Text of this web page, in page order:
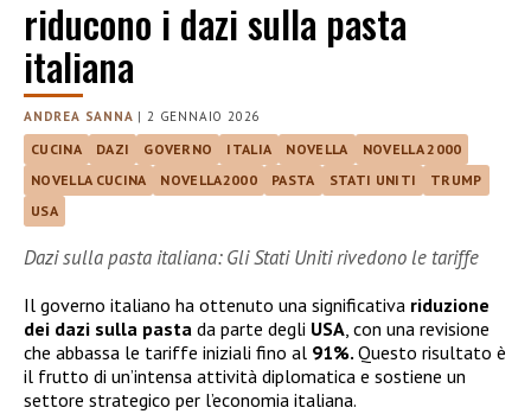
riducono i dazi sulla pasta
italiana
ANDREA SANNA | 2 GENNAIO 2026
CUCINA DAZI GOVERNO ITALIA NOVELLA
NOVELLA 2000
NOVELLA CUCINA
NOVELLA2000 PASTA STATI UNITI
TRUMP
USA
Dazi sulla pasta italiana: Gli Stati Uniti rivedono le tariffe
Il governo italiano ha ottenuto una significativa riduzione
dei dazi sulla pasta da parte degli USA, con una revisione
che abbassa le tariffe iniziali fino al 91%. Questo risultato è
il frutto di un’intensa attività diplomatica e sostiene un
settore strategico per l’economia italiana.